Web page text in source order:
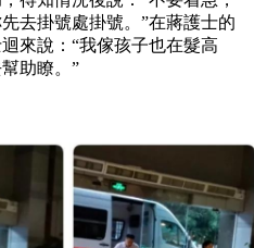
去掛號處掛號。”在蔣護士的
來說：“我傢孩子也在髮高
助瞭。”